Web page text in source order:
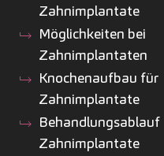
Zahnimplantate
Möglichkeiten bei
Zahnimplantaten
Knochenaufbau für
Zahnimplantate
Behandlungsablauf
Zahnimplantate